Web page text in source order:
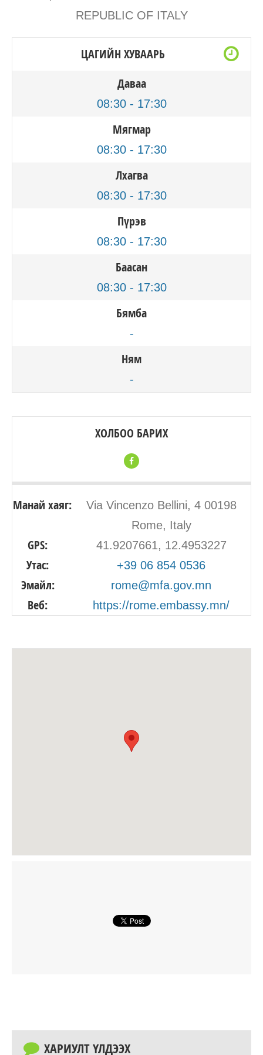
REPUBLIC OF ITALY
ЦАГИЙН ХУВААРЬ
Даваа
08:30 - 17:30
Мягмар
08:30 - 17:30
Лхагва
08:30 - 17:30
Пүрэв
08:30 - 17:30
Баасан
08:30 - 17:30
Бямба
-
Ням
-
ХОЛБОО БАРИХ
Манай хаяг:
Via Vincenzo Bellini, 4 00198
Rome, Italy
GPS: 41.9207661, 12.4953227
Утас: +39 06 854 0536
Эмайл: rome@mfa.gov.mn
Веб: https://rome.embassy.mn/
ХАРИУЛТ ҮЛДЭЭХ